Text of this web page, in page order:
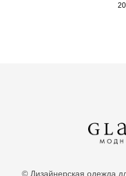
© Дизайнерская одежда